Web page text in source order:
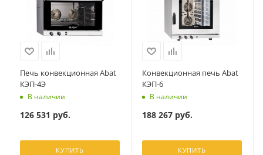
Печь конвекционная Abat
КЭП-4Э
В наличии
126 531 руб.
КУПИТЬ
Конвекционная печь Abat
КЭП-6
В наличии
188 267руб.
КУПИТЬ